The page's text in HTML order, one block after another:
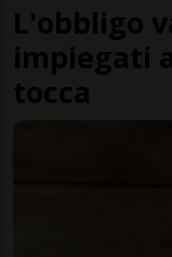
L'obbligo
impiegati
tocca